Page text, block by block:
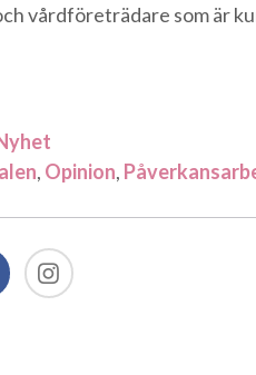
vårdföreträdare som är
, Opinion,